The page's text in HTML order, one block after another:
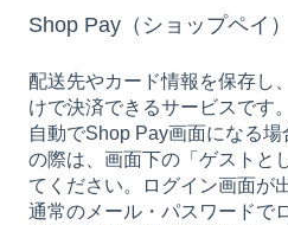
Shop Pay（ショップペイ）
配送先やカード情報を保存し
けで決済できるサービスです。
自動でShop Pay画面になる
の際は、画面下の「ゲストと
てください。ログイン画面が
通常のメール・パスワードで